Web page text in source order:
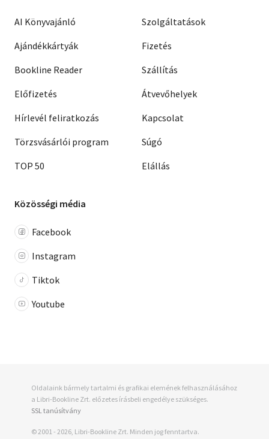
AI Könyvajánló
Ajándékkártyák
Bookline Reader
Előfizetés
Hírlevél feliratkozás
Törzsvásárlói program
TOP 50
Szolgáltatások
Fizetés
Szállítás
Átvevőhelyek
Kapcsolat
Súgó
Elállás
Közösségi média
Facebook
Instagram
Tiktok
Youtube
Oldalaink bármely tartalmi és grafikai elemének felhasználásához
a Libri-Bookline Zrt. előzetes írásbeli engedélye szükséges.
SSL tanúsítvány
© 2001 - 2026, Libri-Bookline Zrt. Minden jog fenntartva.